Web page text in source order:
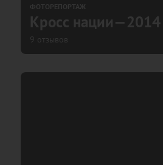
ФОТОРЕПОРТАЖ
Кросс нации—2014
9 отзывов